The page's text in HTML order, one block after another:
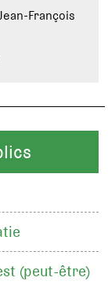
François
(peut-être)